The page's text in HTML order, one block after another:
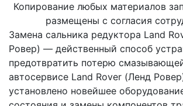
Копирование любых материалов
размещены с согласия
Замена сальника редуктора Land
Ровер) — действенный способ
предотвратить потерю
автосервисе Land Rover (Ленд
установлено новейшее